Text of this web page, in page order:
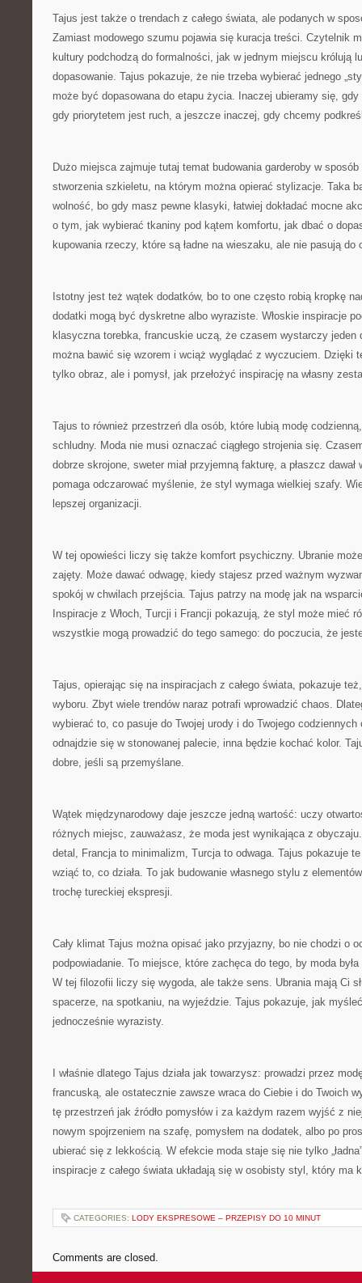
Tajus jest także o trendach z całego świata, ale podanych w
Zamiast modowego szumu pojawia się kuracja treści. Czytelnik
kultury podchodzą do formalności, jak w jednym miejscu królują
dopasowanie. Tajus pokazuje, że nie trzeba wybierać jednego
może być dopasowana do etapu życia. Inaczej ubieramy się,
gdy priorytetem jest ruch, a jeszcze inaczej, gdy chcemy
Dużo miejsca zajmuje tutaj temat budowania garderoby w
stworzenia szkieletu, na którym można opierać stylizacje. Taka
wolność, bo gdy masz pewne klasyki, łatwiej dokładać mocne
o tym, jak wybierać tkaniny pod kątem komfortu, jak dbać o
kupowania rzeczy, które są ładne na wieszaku, ale nie pasują do
Istotny jest też wątek dodatków, bo to one często robią kropkę
dodatki mogą być dyskretne albo wyraziste. Włoskie inspiracje
klasyczna torebka, francuskie uczą, że czasem wystarczy jeden
można bawić się wzorem i wciąż wyglądać z wyczuciem. Dzięki
tylko obraz, ale i pomysł, jak przełożyć inspirację na własny
Tajus to również przestrzeń dla osób, które lubią modę
schludny. Moda nie musi oznaczać ciągłego strojenia się.
dobrze skrojone, sweter miał przyjemną fakturę, a płaszcz
pomaga odczarować myślenie, że styl wymaga wielkiej szafy.
lepszej organizacji.
W tej opowieści liczy się także komfort psychiczny. Ubranie
zajęty. Może dawać odwagę, kiedy stajesz przed ważnym
spokój w chwilach przejścia. Tajus patrzy na modę jak na
Inspiracje z Włoch, Turcji i Francji pokazują, że styl może mieć
wszystkie mogą prowadzić do tego samego: do poczucia, że
Tajus, opierając się na inspiracjach z całego świata, pokazuje
wyboru. Zbyt wiele trendów naraz potrafi wprowadzić chaos.
wybierać to, co pasuje do Twojej urody i do Twojego codziennych
odnajdzie się w stonowanej palecie, inna będzie kochać kolor.
dobre, jeśli są przemyślane.
Wątek międzynarodowy daje jeszcze jedną wartość: uczy
różnych miejsc, zauważasz, że moda jest wynikająca z
detal, Francja to minimalizm, Turcja to odwaga. Tajus pokazuje
wziąć to, co działa. To jak budowanie własnego stylu z
trochę tureckiej ekspresji.
Cały klimat Tajus można opisać jako przyjazny, bo nie chodzi o
podpowiadanie. To miejsce, które zachęca do tego, by moda
W tej filozofii liczy się wygoda, ale także sens. Ubrania mają Ci
spacerze, na spotkaniu, na wyjeździe. Tajus pokazuje, jak
jednocześnie wyrazisty.
I właśnie dlatego Tajus działa jak towarzysz: prowadzi przez
francuską, ale ostatecznie zawsze wraca do Ciebie i do Twoich
tę przestrzeń jak źródło pomysłów i za każdym razem wyjść z
nowym spojrzeniem na szafę, pomysłem na dodatek, albo po
ubierać się z lekkością. W efekcie moda staje się nie tylko
inspiracje z całego świata układają się w osobisty styl, który ma
CATEGORIES: LODY EKSPRESOWE – PRZEPISY DO 10 MINUT
Comments are closed.